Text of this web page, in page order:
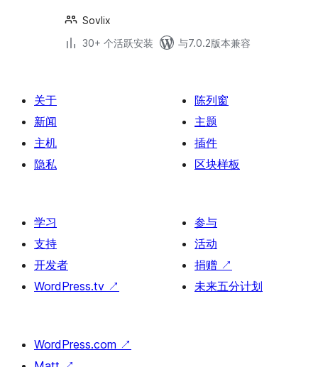
Sovlix
30+ 个活跃安装
与7.0.2版本兼容
关于
新闻
主机
隐私
陈列窗
主题
插件
区块样板
学习
支持
开发者
WordPress.tv ↗
参与
活动
捐赠 ↗
未来五分计划
WordPress.com ↗